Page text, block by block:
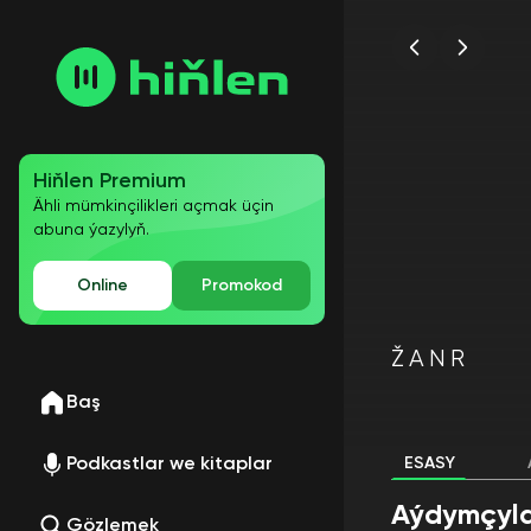
Hiňlen Premium
Ähli mümkinçilikleri açmak üçin
abuna ýazylyň.
Online Promokod
Baş
Podkastlar we kitaplar
Gözlemek
ŽANR
ESASY